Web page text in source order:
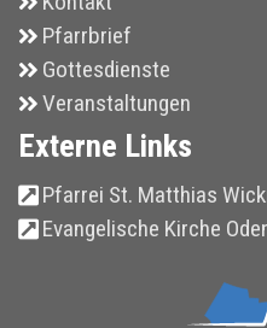
Pfarrbrief
Gottesdienste
Veranstaltungen
Externe Links
Pfarrei St. Matthias
Evangelische Kirche